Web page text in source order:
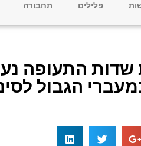
פלילים תחבורה
שדות התעופה
הגבול